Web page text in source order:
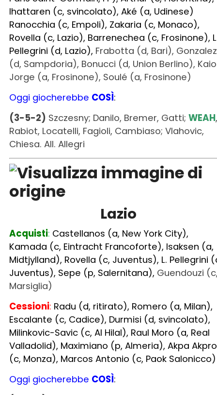
(d, Sampdoria), Bonucci (d, Union Berlino), Kaio
Jorge (a, Frosinone), Soulé (a, Frosinone)
Oggi giocherebbeCOSÌ:
(3-5-2)Szczesny; Danilo, Bremer, Gatti;WEAH,
Rabiot, Locatelli, Fagioli, Cambiaso; Vlahovic,
Chiesa. All. Allegri
Lazio
Acquisti:Castellanos (a, New York City),
Kamada (c, Eintracht Francoforte), Isaksen (a,
Midtjylland), Rovella (c, Juventus), L. Pellegrini
Juventus), Sepe (p, Salernitana),
Marsiglia)
Cessioni :Radu (d, ritirato), Romero (a, Milan),
Escalante (c, Cadice), Durmisi (d, svincolato),
Milinkovic-Savic (c, Al Hilal), Raul Moro (a, Real
Valladolid), Maximiano (p, Almeria), Akpa Akpro
(c, Monza), Marcos Antonio (c, Paok Salonicco)
Oggi giocherebbeCOSÌ:
(4-3-3)Provedel; Lazzari, Casale, Romagnoli,
Marusic;KAMADA, GUENDOUZI , Luis Alberto;